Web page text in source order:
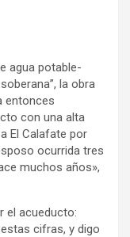
agua potable-
la obra
entonces
con una alta
El Calafate por
ocurrida tres
muchos años»,
el acueducto:
cifras, y digo